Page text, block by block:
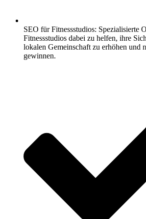
SEO für Fitnessstudios: Spezialisierte
Fitnessstudios dabei zu helfen, ihre
lokalen Gemeinschaft zu erhöhen und
gewinnen.